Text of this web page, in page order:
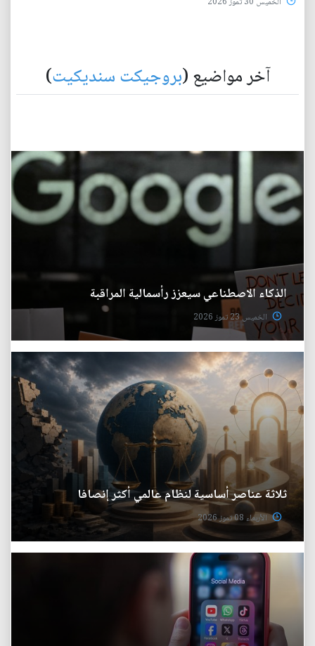
آخر مواضيع (بروجيكت سنديكيت)
الذكاء الاصطناعي سيعزز رأسمالية المراقبة
الخميس 23 تموز 2026
ثلاثة عناصر أساسية لنظام عالمي أكثر إنصافا
الأربعاء 08 تموز 2026